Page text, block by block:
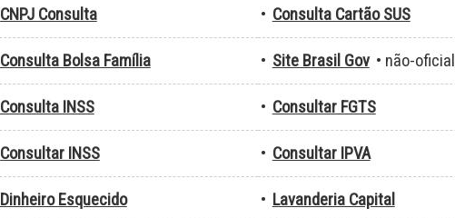
CNPJ Consulta • Consulta Cartão SUS
Consulta Bolsa Família • Site Brasil Gov • não-oficial
Consulta INSS • Consultar FGTS
Consultar INSS • Consultar IPVA
Dinheiro Esquecido • Lavanderia Capital